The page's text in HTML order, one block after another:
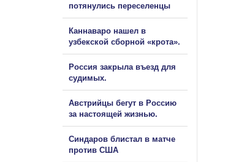
потянулись переселенцы
Каннаваро нашел в
узбекской сборной «крота».
Россия закрыла въезд для
судимых.
Австрийцы бегут в Россию
за настоящей жизнью.
Синдаров блистал в матче
против США